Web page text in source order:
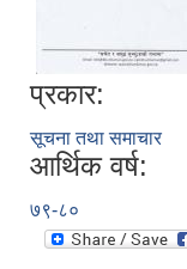
प्रकार:
सूचना तथा समाचार
आर्थिक वर्ष:
७९-८०